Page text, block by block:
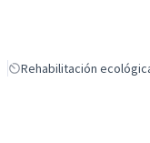
Rehabilitación